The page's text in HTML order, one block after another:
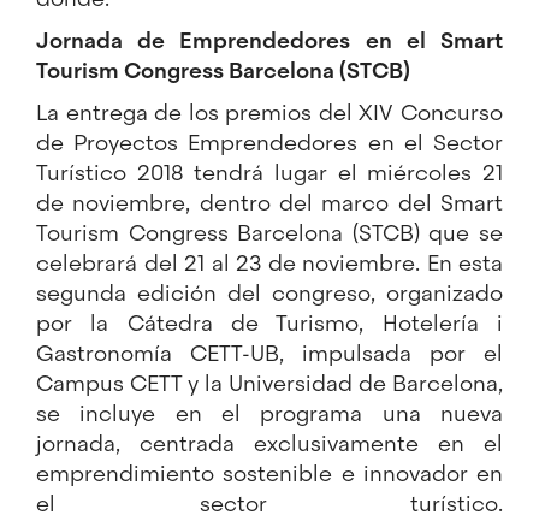
Jornada de Emprendedores en el Smart
Tourism Congress Barcelona (STCB)
La entrega de los premios del XIV Concurso
de Proyectos Emprendedores en el Sector
Turístico 2018 tendrá lugar el miércoles 21
de noviembre, dentro del marco del Smart
Tourism Congress Barcelona (STCB) que se
celebrará del 21 al 23 de noviembre. En esta
segunda edición del congreso, organizado
por la Cátedra de Turismo, Hotelería i
Gastronomía CETT-UB, impulsada por el
Campus CETT y la Universidad de Barcelona,
se incluye en el programa una nueva
jornada, centrada exclusivamente en el
emprendimiento sostenible e innovador en
el sector turístico.